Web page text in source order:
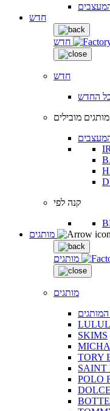
חדש
חדש
חדש
החדש
מותגים מובילים
קנה לפי
מותגים
מותגים
SKIMS
TORY
SAINT
POLO